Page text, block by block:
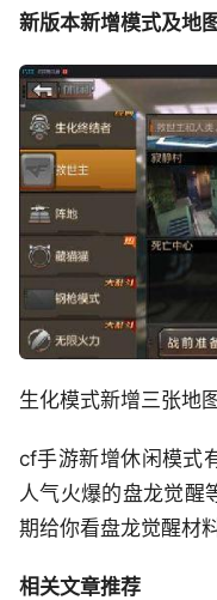
新版本新增模式及地
生化模式新增三张地
cf手游新增休闲模式
人气火爆的盘龙觉醒
期给你看盘龙觉醒材
相关文章推荐